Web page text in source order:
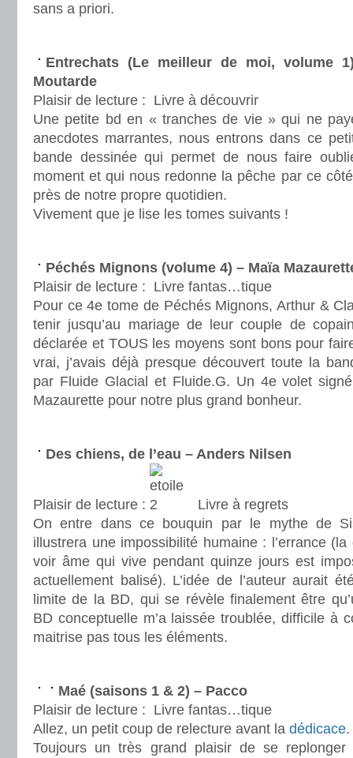
sans a priori.
Entrechats (Le meilleur de moi, volume
Moutarde
Plaisir de lecture : Livre à découvrir
Une petite bd en « tranches de vie » qui ne
anecdotes marrantes, nous entrons dans ce
bande dessinée qui permet de nous faire
moment et qui nous redonne la pêche par ce
près de notre propre quotidien.
Vivement que je lise les tomes suivants !
Péchés Mignons (volume 4) – Maïa
Plaisir de lecture : Livre fantas…tique
Pour ce 4e tome de Péchés Mignons, Arthur &
tenir jusqu’au mariage de leur couple de
déclarée et TOUS les moyens sont bons pour
vrai, j’avais déjà presque découvert toute la
par Fluide Glacial et Fluide.G. Un 4e volet
Mazaurette pour notre plus grand bonheur.
Des chiens, de l’eau – Anders Nilsen
Plaisir de lecture :
Livre à regrets
On entre dans ce bouquin par le mythe de
illustrera une impossibilité humaine : l’errance (la
voir âme qui vive pendant quinze jours est
actuellement balisé). L’idée de l’auteur aurait
limite de la BD, qui se révèle finalement être
BD conceptuelle m’a laissée troublée, difficile à
maitrise pas tous les éléments.
Maé (saisons 1 & 2) – Pacco
Plaisir de lecture : Livre fantas…tique
Allez, un petit coup de relecture avant la dédicace.
Toujours un très grand plaisir de se replonger